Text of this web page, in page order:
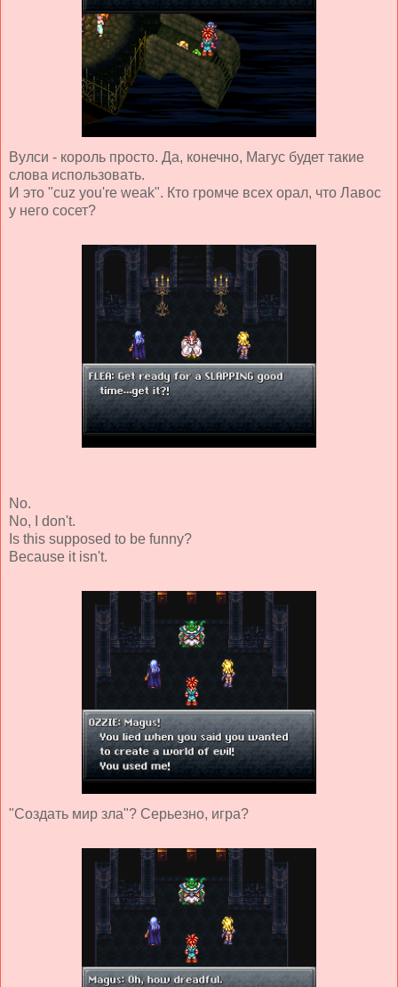
Вулси - король просто. Да, конечно, Магус будет такие
слова использовать.
И это "cuz you're weak". Кто громче всех орал, что Лавос
у него сосет?
No.
No, I don't.
Is this supposed to be funny?
Because it isn't.
"Создать мир зла"? Серьезно, игра?